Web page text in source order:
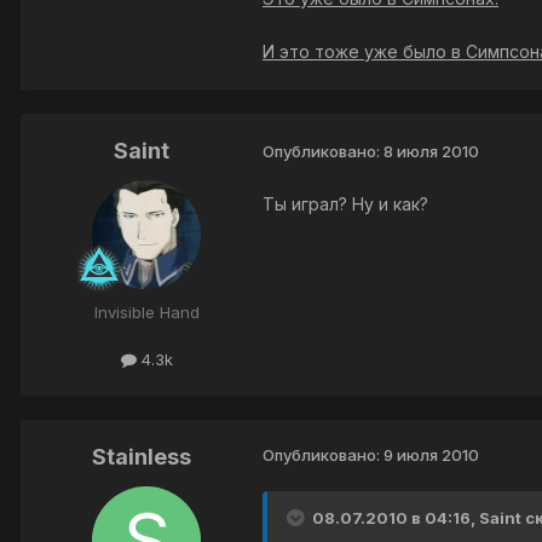
И это тоже уже было в
Saint
Invisible Hand
4.3k
Опубликовано: 8 июля 2010
Ты играл? Ну и как?
Stainless Опубликовано: 9 июля 2010
08.07.2010 в 04:16, Saint